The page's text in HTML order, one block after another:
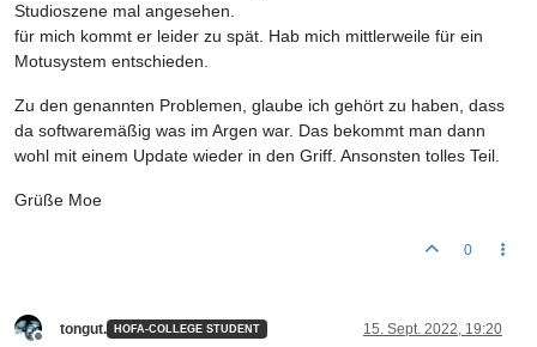
Studioszene mal angesehen.
für mich kommt er leider zu spät. Hab mich mittlerweile für ein
Motusystem entschieden.
Zu den genannten Problemen, glaube ich gehört zu haben, dass
da softwaremäßig was im Argen war. Das bekommt man dann
wohl mit einem Update wieder in den Griff. Ansonsten tolles Teil.
Grüße Moe
0
tongut. HOFA-COLLEGE STUDENT 15. Sept. 2022, 19:20